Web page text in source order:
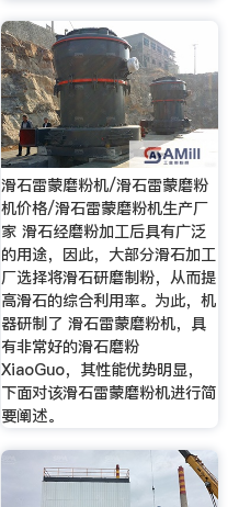
滑石雷蒙磨粉机/滑石雷蒙磨粉
机价格/滑石雷蒙磨粉机生产厂
家 滑石经磨粉加工后具有广泛
的用途，因此，大部分滑石加工
厂选择将滑石研磨制粉，从而提
高滑石的综合利用率。为此，机
器研制了 滑石雷蒙磨粉机，具
有非常好的滑石磨粉
XiaoGuo，其性能优势明显，
下面对该滑石雷蒙磨粉机进行简
要阐述。